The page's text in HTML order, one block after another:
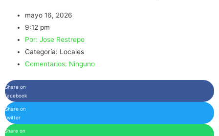
mayo 16, 2026
9:12 pm
Por: Jose Restrepo
Categoría: Locales
Comentarios: Ninguno
Share on
facebook
Share on
twitter
Share on